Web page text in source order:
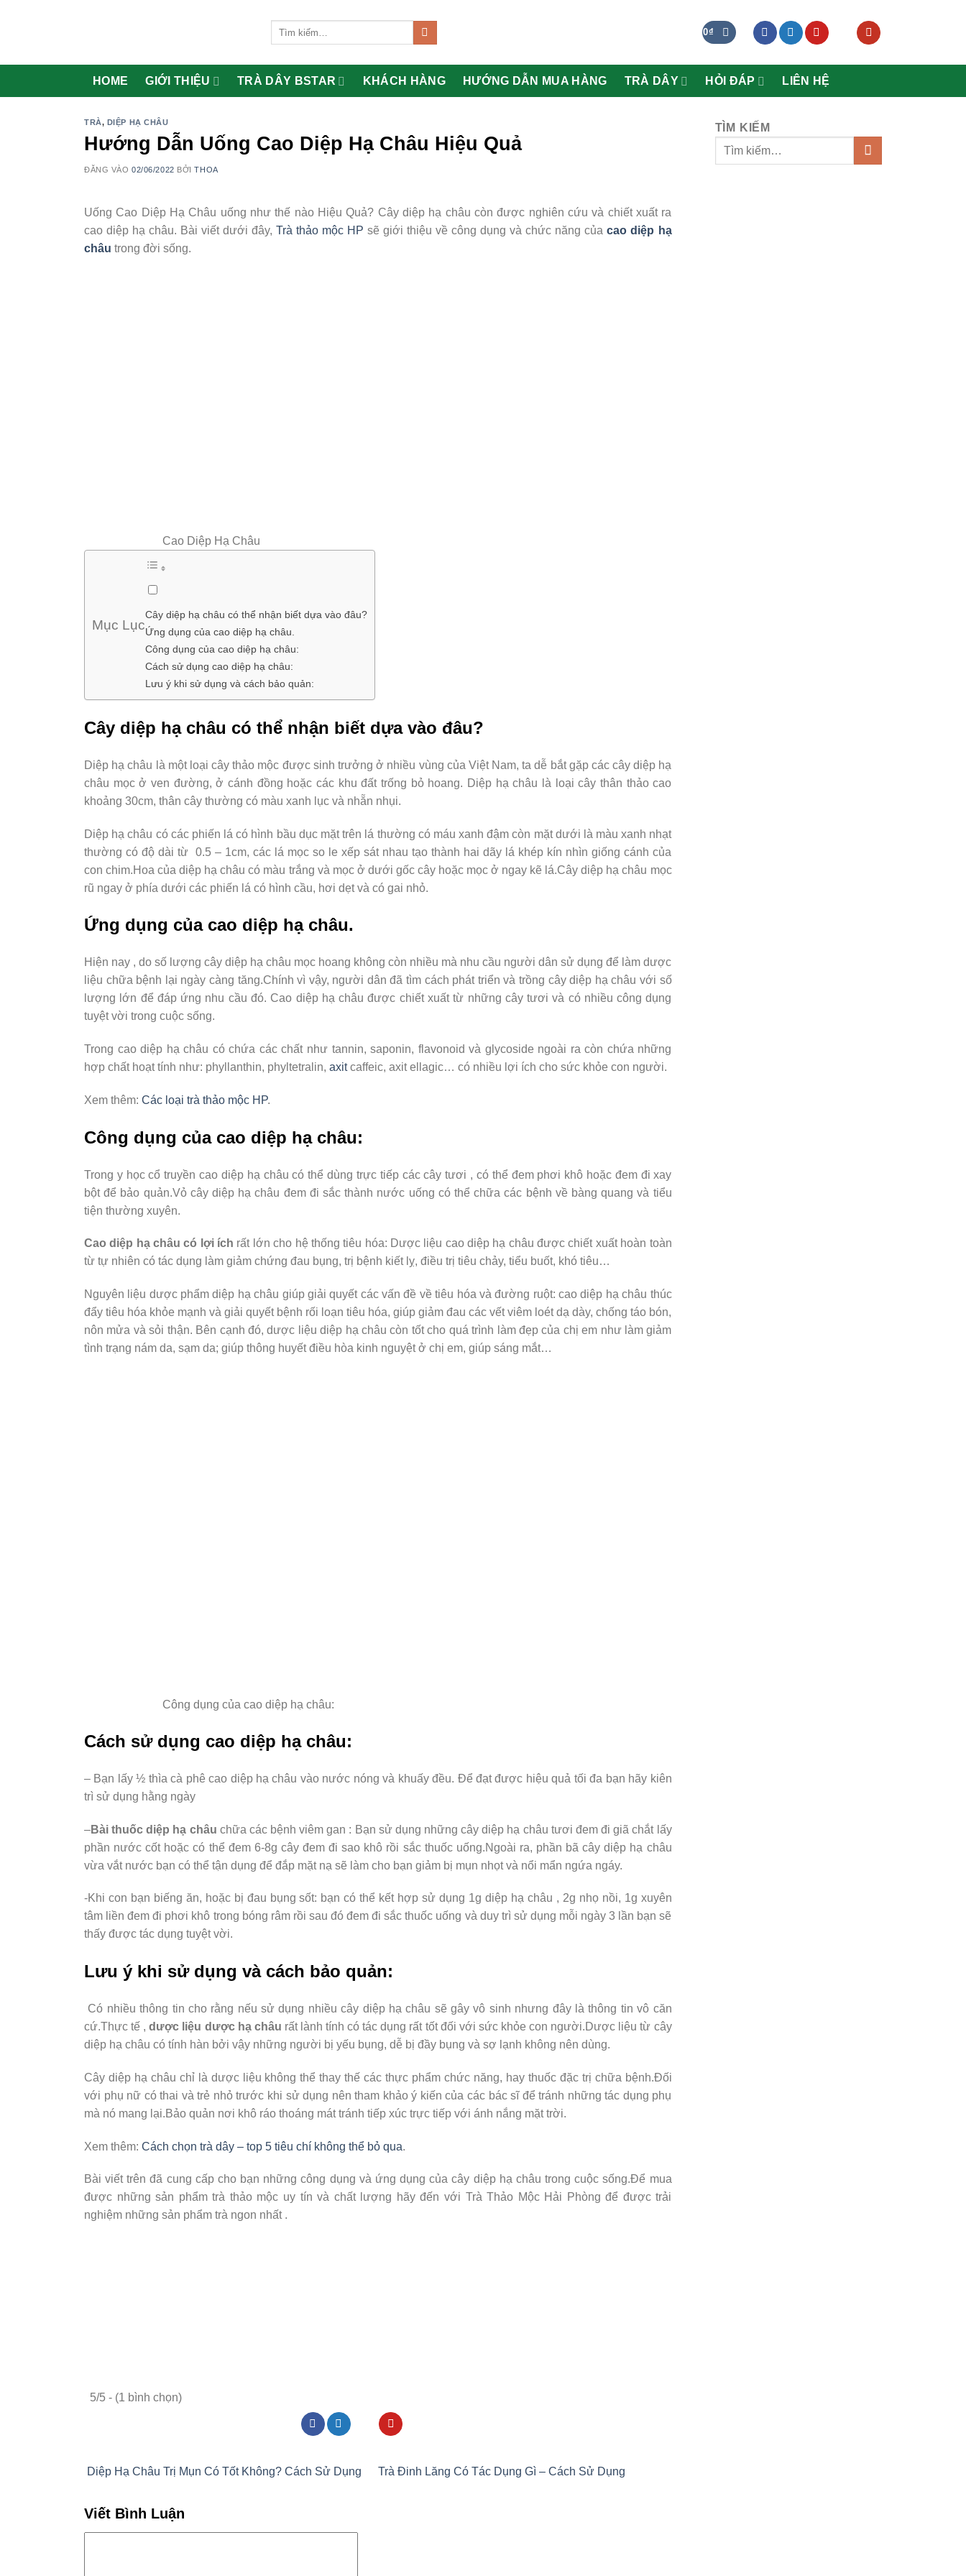
dung
0₫
HOME GIỚI THIỆU TRÀ DÂY BSTAR KHÁCH HÀNG HƯỚNG DẪN MUA HÀNG TRÀ DÂY HỎI ĐÁP LIÊN HỆ
TRÀ, DIỆP HẠ CHÂU
Hướng Dẫn Uống Cao Diệp Hạ Châu Hiệu Quả
ĐĂNG VÀO02/06/2022 BỞITHOA
Uống Cao Diệp Hạ Châu uống như thế nào Hiệu Quả? Cây diệp hạ châu còn được nghiên cứu và chiết xuất ra
cao diệp hạ châu. Bài viết dưới đây,Trà thảo mộc HP sẽ giới thiệu về công dụng và chức năng củacao diệp hạ
châu trong đời sống.
Cao Diệp Hạ Châu
Mục Lục
Cây diệp hạ châu có thể nhận biết dựa vào đâu?
Ứng dụng của cao diệp hạ châu.
Công dụng của cao diệp hạ châu:
Cách sử dụng cao diệp hạ châu:
Lưu ý khi sử dụng và cách bảo quản:
Cây diệp hạ châu có thể nhận biết dựa vào đâu?
Diệp hạ châu là một loại cây thảo mộc được sinh trưởng ở nhiều vùng của Việt Nam, ta dễ bắt gặp các cây diệp hạ
châu mọc ở ven đường, ở cánh đồng hoặc các khu đất trống bỏ hoang. Diệp hạ châu là loại cây thân thảo cao
khoảng 30cm, thân cây thường có màu xanh lục và nhẵn nhụi.
Diệp hạ châu có các phiến lá có hình bầu dục mặt trên lá thường có máu xanh đậm còn mặt dưới là màu xanh nhạt
thường có độ dài từ 0.5 – 1cm, các lá mọc so le xếp sát nhau tạo thành hai dãy lá khép kín nhìn giống cánh của
con chim.Hoa của diệp hạ châu có màu trắng và mọc ở dưới gốc cây hoặc mọc ở ngay kẽ lá.Cây diệp hạ châu mọc
rũ ngay ở phía dưới các phiến lá có hình cầu, hơi dẹt và có gai nhỏ.
Ứng dụng của cao diệp hạ châu.
Hiện nay , do số lượng cây diệp hạ châu mọc hoang không còn nhiều mà nhu cầu người dân sử dụng để làm dược
liệu chữa bệnh lại ngày càng tăng.Chính vì vậy, người dân đã tìm cách phát triển và trồng cây diệp hạ châu với số
lượng lớn để đáp ứng nhu cầu đó. Cao diệp hạ châu được chiết xuất từ những cây tươi và có nhiều công dụng
tuyệt vời trong cuộc sống.
Trong cao diệp hạ châu có chứa các chất như tannin, saponin, flavonoid và glycoside ngoài ra còn chứa những
hợp chất hoạt tính như: phyllanthin, phyltetralin, axitcaffeic, axit ellagic… có nhiều lợi ích cho sức khỏe con người.
Xem thêm: Các loại trà thảo mộc HP.
Công dụng của cao diệp hạ châu:
Trong y học cổ truyền cao diệp hạ châu có thể dùng trực tiếp các cây tươi , có thể đem phơi khô hoặc đem đi xay
bột để bảo quản.Vỏ cây diệp hạ châu đem đi sắc thành nước uống có thể chữa các bệnh về bàng quang và tiểu
tiện thường xuyên.
Cao diệp hạ châu có lợi ích rất lớn cho hệ thống tiêu hóa: Dược liệu cao diệp hạ châu được chiết xuất hoàn toàn
từ tự nhiên có tác dụng làm giảm chứng đau bụng, trị bệnh kiết lỵ, điều trị tiêu chảy, tiểu buốt, khó tiêu…
Nguyên liệu dược phẩm diệp hạ châu giúp giải quyết các vấn đề về tiêu hóa và đường ruột: cao diệp hạ châu thúc
đẩy tiêu hóa khỏe mạnh và giải quyết bệnh rối loạn tiêu hóa, giúp giảm đau các vết viêm loét dạ dày, chống táo bón,
nôn mửa và sỏi thận. Bên cạnh đó, dược liệu diệp hạ châu còn tốt cho quá trình làm đẹp của chị em như làm giảm
tình trạng nám da, sạm da; giúp thông huyết điều hòa kinh nguyệt ở chị em, giúp sáng mắt…
Công dụng của cao diệp hạ châu:
Cách sử dụng cao diệp hạ châu:
– Bạn lấy ½ thìa cà phê cao diệp hạ châu vào nước nóng và khuấy đều. Để đạt được hiệu quả tối đa bạn hãy kiên
trì sử dụng hằng ngày
–Bài thuốc diệp hạ châu chữa các bệnh viêm gan : Bạn sử dụng những cây diệp hạ châu tươi đem đi giã chắt lấy
phần nước cốt hoặc có thể đem 6-8g cây đem đi sao khô rồi sắc thuốc uống.Ngoài ra, phần bã cây diệp hạ châu
vừa vắt nước bạn có thể tận dụng để đắp mặt nạ sẽ làm cho bạn giảm bị mụn nhọt và nổi mẩn ngứa ngáy.
-Khi con bạn biếng ăn, hoặc bị đau bụng sốt: bạn có thể kết hợp sử dụng 1g diệp hạ châu , 2g nhọ nồi, 1g xuyên
tâm liền đem đi phơi khô trong bóng râm rồi sau đó đem đi sắc thuốc uống và duy trì sử dụng mỗi ngày 3 lần bạn sẽ
thấy được tác dụng tuyệt vời.
Lưu ý khi sử dụng và cách bảo quản:
Có nhiều thông tin cho rằng nếu sử dụng nhiều cây diệp hạ châu sẽ gây vô sinh nhưng đây là thông tin vô căn
cứ.Thực tế , dược liệu dược hạ châu rất lành tính có tác dụng rất tốt đối với sức khỏe con người.Dược liệu từ cây
diệp hạ châu có tính hàn bởi vậy những người bị yếu bụng, dễ bị đầy bụng và sợ lạnh không nên dùng.
Cây diệp hạ châu chỉ là dược liệu không thể thay thế các thực phẩm chức năng, hay thuốc đặc trị chữa bệnh.Đối
với phụ nữ có thai và trẻ nhỏ trước khi sử dụng nên tham khảo ý kiến của các bác sĩ để tránh những tác dụng phụ
mà nó mang lại.Bảo quản nơi khô ráo thoáng mát tránh tiếp xúc trực tiếp với ánh nắng mặt trời.
Xem thêm: Cách chọn trà dây – top 5 tiêu chí không thể bỏ qua.
Bài viết trên đã cung cấp cho bạn những công dụng và ứng dụng của cây diệp hạ châu trong cuộc sống.Để mua
được những sản phẩm trà thảo mộc uy tín và chất lượng hãy đến với Trà Thảo Mộc Hải Phòng để được trải
nghiệm những sản phẩm trà ngon nhất .
5/5 - (1 bình chọn)
Diệp Hạ Châu Trị Mụn Có Tốt Không? Cách Sử Dụng Trà Đinh Lăng Có Tác Dụng Gì – Cách Sử Dụng
Viết Bình Luận
TÌM KIẾM